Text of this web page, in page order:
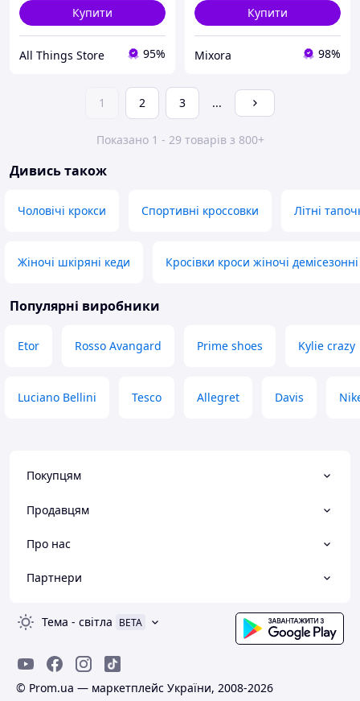
Купити
All Things Store 95%
Купити
Mixora 98%
1 2 3 ...
Показано 1 - 29 товарів з 800+
Дивись також
Чоловічі крокси Спортивні кроссовки Літні
Жіночі шкіряні кеди Кросівки кроси жіночі демісезонні
Популярні виробники
Etor Rosso Avangard Prime shoes Kylie crazy
Luciano Bellini Tesco Allegret Davis
Покупцям
Продавцям
Про нас
Партнери
Тема - світла BETA
© Prom.ua — маркетплейс України, 2008-2026